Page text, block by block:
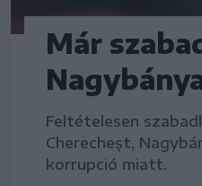
Már
Feltételesen
Cherecheșt,
korrupció miatt.